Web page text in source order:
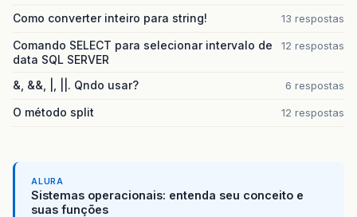
Como converter inteiro para string! 13 respostas
Comando SELECT para selecionar intervalo de
data SQL SERVER
12 respostas
&, &&, |, ||. Qndo usar? 6 respostas
O método split 12 respostas
ALURA
Sistemas operacionais: entenda seu conceito e
suas funções